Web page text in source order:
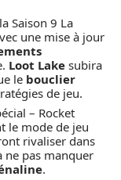
Saison 9 La
une mise à jour
Loot Lake subira
le bouclier
de jeu.
– Rocket
le mode de jeu
rivaliser dans
ne pas manquer
.